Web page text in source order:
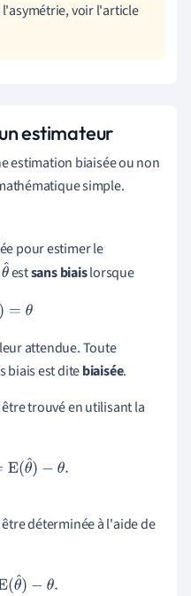
voir l'article
estimateur
estimation biaisée ou non
simple.
pour estimer le
θestsans biaislorsque
^ )=θ
attendue. Toute
biais est ditebiaisée.
trouvé en utilisant la
= E(θ^)−θ.
déterminée à l'aide de
(θ^)−θ.